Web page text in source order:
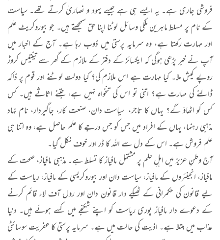
فروشی جاری ہے۔ یہ ایسے ہی ہے جیسے یہود و نصاریٰ کرتے تھے۔ سیاست
کے نام پر مسلط ماہرین ملکی وسائل لوٹنا اپنا حق سمجھتے ہیں۔ جو بیوروکریٹ علم
اور مہارت رکھتا ہے، وہ سرمایہ پرستی میں ڈوب رہا ہے۔ آج کے اخبار میں
آپ نے خبر پڑھی ہوگی کہ ایکسائز کے دفتر کے ملازم کے گھر سے تینتیس کروڑ
روپے کیش ملا۔ کیا مہارت ہے اس ملازم کی؟ کیا دولت لوٹنے اور قوم پر ڈاکہ
ڈالنے کی مہارت ہے؟ اتنی تو اس کی تنخواہ نہیں ہے، جتنے اثاثے ہیں۔ کس
کس کو اٹھاؤ گے؟ یہاں کا تاجر، سیاست دان، صنعت کار، جاگیردار، نام نہاد
مذہبی رہنما، یہاں کے افراد میں جس کو جس درجے کا علم حاصل ہے، وہ اتنا ہی
علم فروش ہے۔ اس کے دل سے اللہ کا ڈر اور خوف نکل گیا۔
آج وطنِ عزیز میں اہلِ علم پر مشتمل مافیاز کا تسلط ہے۔ مذہبی مافیاز، صحت کے
مافیاز، انجینئروں کے مافیاز، سیاست دان اور بیوروکریسی کے مافیاز، ریاست کے
لیے قانون کی حکمرانی کے ٹھیکے دار قانون دان اور رول آف لاء قائم کرنے
کے دعوے دار مافیاز پوری ریاست کو اپنے شکنجے میں کسے ہوئے ہیں۔ دنیا
عذاب میں مبتلا ہے۔ اذیت کی حالت میں ہے۔ سرمایہ پرستی کا عفریت سوسائٹی